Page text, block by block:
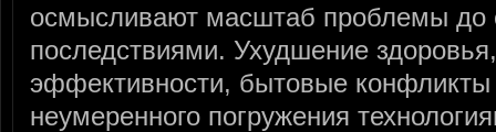
осмысливают масштаб проблемы до
последствиями. Ухудшение
эффективности, бытовые
неумеренного погружения